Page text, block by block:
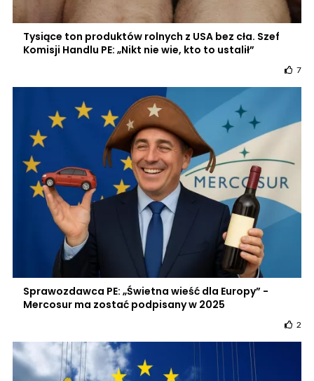
Tysiące ton produktów rolnych z USA bez cła. Szef
Komisji Handlu PE: „Nikt nie wie, kto to ustalił”
7
Sprawozdawca PE: „Świetna wieść dla Europy” -
Mercosur ma zostać podpisany w 2025
2